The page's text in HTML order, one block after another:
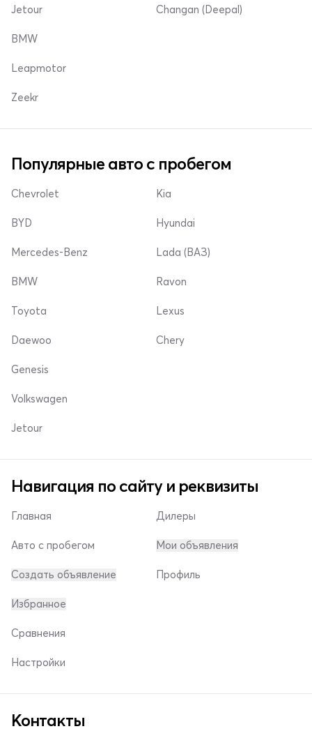
Jetour Changan (Deepal)
BMW
Leapmotor
Zeekr
Популярные авто с пробегом
Chevrolet
BYD
Mercedes-Benz
Kia
Hyundai
Lada (ВАЗ)
BMW
Toyota
Daewoo
Ravon
Lexus
Chery
Genesis
Volkswagen
Jetour
Навигация по сайту и реквизиты
Главная
Авто с пробегом
Создать объявление
Дилеры
Мои объявления
Профиль
Избранное
Сравнения
Настройки
Контакты